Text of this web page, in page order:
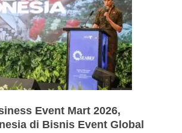
Event Mart 2026,
di Bisnis Event Global